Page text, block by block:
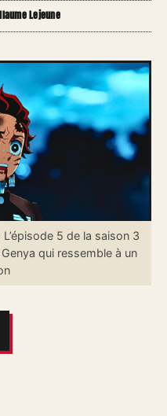
Lejeune
5 de la saison 3
qui ressemble à un